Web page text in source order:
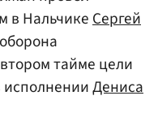
в Нальчике Сергей
тайме цели
исполненииДениса